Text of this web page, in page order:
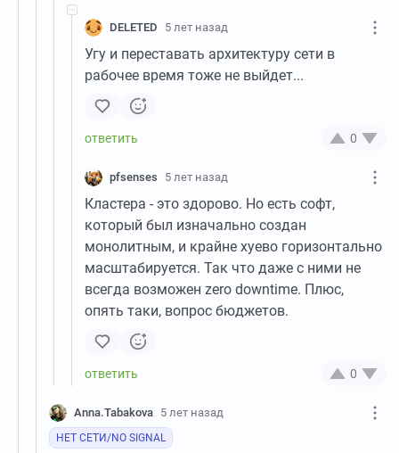
DELETED 5 лет назад
Угу и переставать архитектуру сети в
рабочее время тоже не выйдет...
0
pfsenses 5 лет назад
Кластера - это здорово. Но есть софт,
который был изначально создан
монолитным, и крайне хуево горизонтально
масштабируется. Так что даже с ними не
всегда возможен zero downtime. Плюс,
опять таки, вопрос бюджетов.
0
Anna.Tabakova 5 лет назад
НЕТ СЕТИ/NO SIGNAL